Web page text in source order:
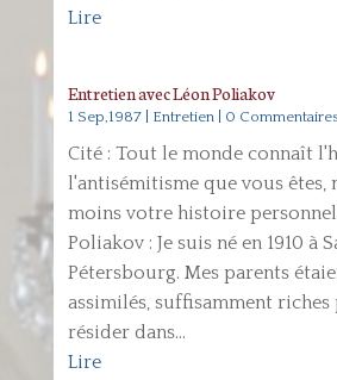
Lire
Entretien avec Léon Poliakov
1 Sep,1987| Entretien| 0
Cité : Tout le monde connaît
l'antisémitisme que vous êtes,
moins votre histoire
Poliakov : Je suis né en 1910 à
Pétersbourg. Mes parents
assimilés, suffisamment
résider dans...
Lire